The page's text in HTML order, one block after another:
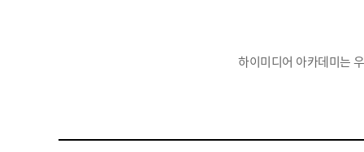
하이미디어 아카데미는